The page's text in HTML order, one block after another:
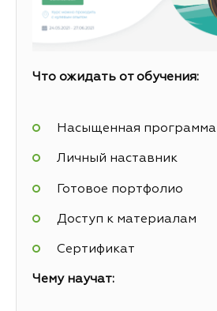
Что ожидать от обучения:
Насыщенная программа
Личный наставник
Готовое портфолио
Доступ к материалам
Сертификат
Чему научат: